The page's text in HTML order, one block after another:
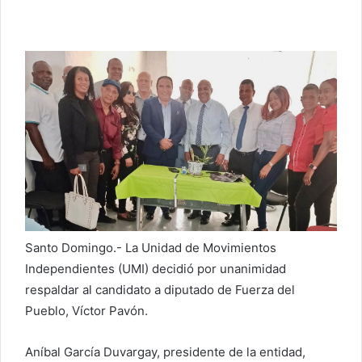
r
u
n
c
o
r
r
e
o
e
c
t
ó
Santo Domingo.- La Unidad de Movimientos
Independientes (UMI) decidió por unanimidad
respaldar al candidato a diputado de Fuerza del
Pueblo, Víctor Pavón.
Aníbal García Duvargay, presidente de la entidad,